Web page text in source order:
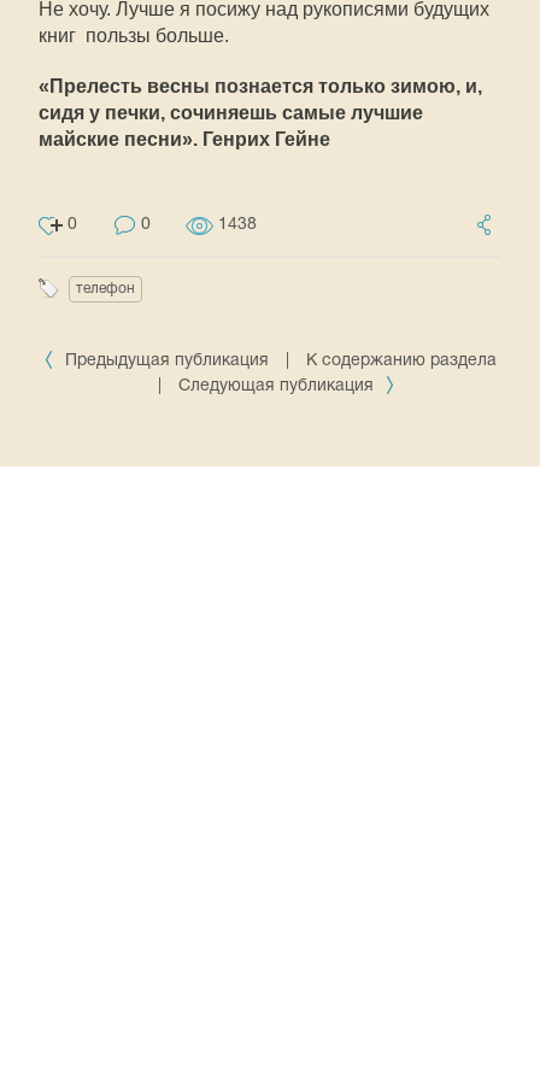
Не хочу. Лучше я посижу над рукописями будущих
книг  пользы больше.
«Прелесть весны познается только зимою, и,
сидя у печки, сочиняешь самые лучшие
майские песни». Генрих Гейне
0 0 1438
телефон
Предыдущая публикация
К содержанию раздела
Следующая публикация